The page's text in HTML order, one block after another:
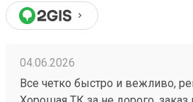
04.06.2026
Все четко быстро и вежливо,